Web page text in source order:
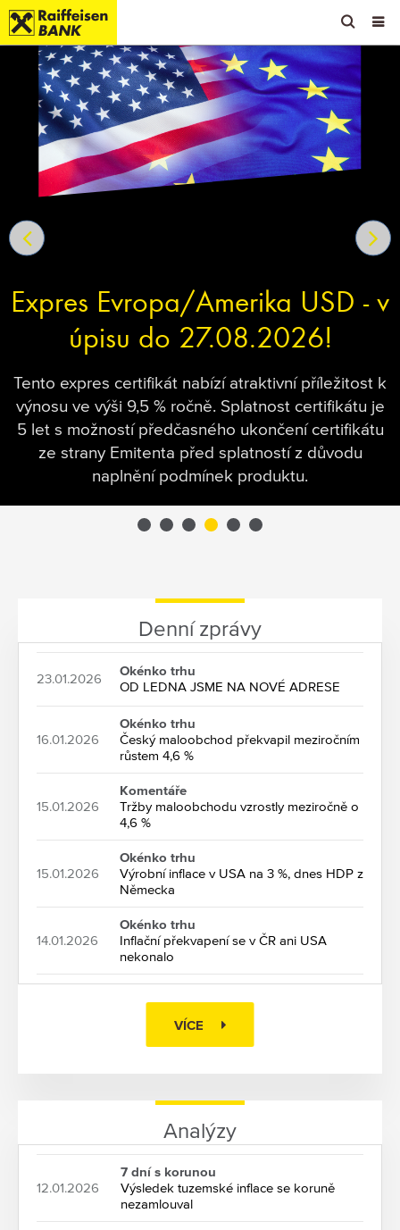
springen
Quicklinks
springen
Fußzeile
springen
OPEN
Expres Evropa/Amerika USD - v
úpisu do 27.08.2026!
Tento expres certifikát nabízí atraktivní příležitost k
výnosu ve výši 9,5 % ročně. Splatnost certifikátu je
5 let s možností předčasného ukončení certifikátu
ze strany Emitenta před splatností z důvodu
naplnění podmínek produktu.
Denní zprávy
23.01.2026
Okénko trhu
OD LEDNA JSME NA NOVÉ ADRESE
16.01.2026
Okénko trhu
Český maloobchod překvapil meziročním
růstem 4,6 %
15.01.2026
Komentáře
Tržby maloobchodu vzrostly meziročně o
4,6 %
15.01.2026
Okénko trhu
Výrobní inflace v USA na 3 %, dnes HDP z
Německa
14.01.2026
Okénko trhu
Inflační překvapení se v ČR ani USA
nekonalo
VÍCE
Analýzy
12.01.2026
7 dní s korunou
Výsledek tuzemské inflace se koruně
nezamlouval